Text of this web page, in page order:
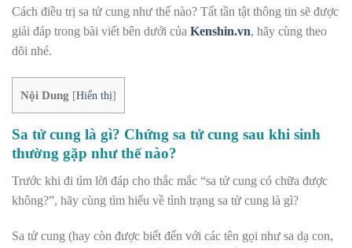
Cách điều trị sa tử cung như thế nào? Tất tần tật thông tin sẽ được
giải đáp trong bài viết bên dưới của Kenshin.vn, hãy cùng theo
dõi nhé.
Nội Dung [Hiển thị]
Sa tử cung là gì? Chứng sa tử cung sau khi sinh
thường gặp như thế nào?
Trước khi đi tìm lời đáp cho thắc mắc “sa tử cung có chữa được
không?”, hãy cùng tìm hiểu về tình trạng sa tử cung là gì?
Sa tử cung (hay còn được biết đến với các tên gọi như sa dạ con,